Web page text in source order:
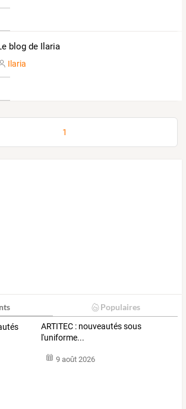
blog de Ilaria
Ilaria
1
Populaires
ARTITEC : nouveautés sous
l'uniforme...
9 août 2026